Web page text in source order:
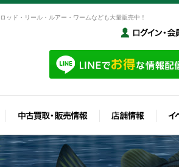
ッド・リール・ルアー・ワームなども大量販売中！